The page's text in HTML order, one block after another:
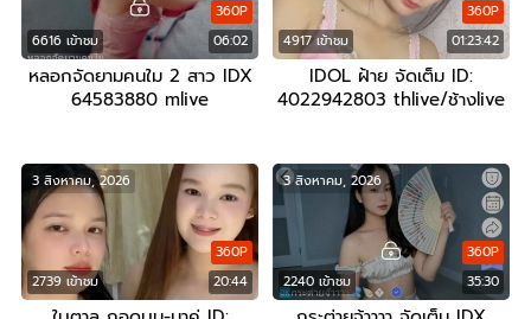
6616 เข้าชม 06:02
360P
หลอกจัดยามคนใม 2 สาว IDX
64583880 mlive
4917 เข้าชม 01:23:42
360P
IDOL ฝ้าย จัดเต็ม ID:
4022942803 thlive/ช้างlive
2739 เข้าชม 20:44
360P
3 สิงหาคม, 2026
2240 เข้าชม 35:30
360P
3 สิงหาคม, 2026